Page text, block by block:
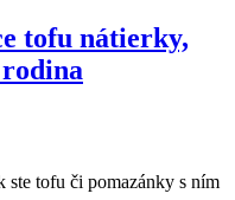
tofu nátierky,
ste tofu či pomazánky s ním